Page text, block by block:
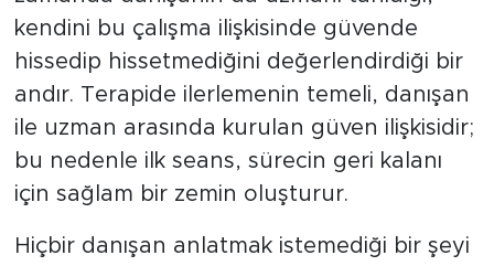
kendini bu çalışma ilişkisinde güvende
hissedip hissetmediğini değerlendirdiği bir
andır. Terapide ilerlemenin temeli, danışan
ile uzman arasında kurulan güven ilişkisidir;
bu nedenle ilk seans, sürecin geri kalanı
için sağlam bir zemin oluşturur.
Hiçbir danışan anlatmak istemediği bir şeyi